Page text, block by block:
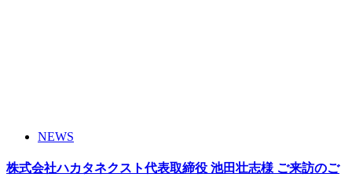
NEWS
株式会社ハカタネクスト代表取締役 池田壮志様 ご来訪のご